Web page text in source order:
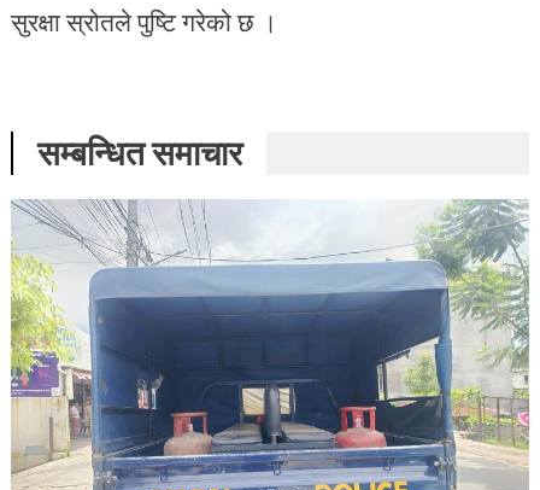
सुरक्षा स्रोतले पुष्टि गरेको छ ।
सम्बन्धित समाचार